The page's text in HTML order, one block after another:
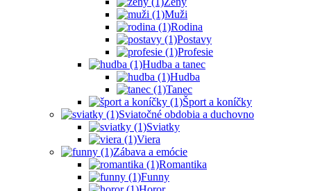
Muži
Rodina
Postavy
Profesie
Hudba a tanec
Hudba
Tanec
Šport a koníčky
Sviatočné obdobia a duchovno
Sviatky
Viera
Zábava a emócie
Romantika
Funny